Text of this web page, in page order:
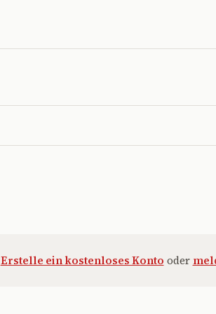
Erstelle ein kostenloses Konto oder